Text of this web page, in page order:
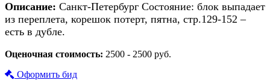
Описание: Санкт-Петербург Состояние: блок выпадает
из переплета, корешок потерт, пятна, стр.129-152 –
есть в дубле.
Оценочная стоимость: 2500 - 2500 руб.
Оформить бид